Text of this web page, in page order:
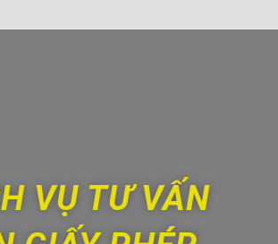
VỤ TƯ VẤN